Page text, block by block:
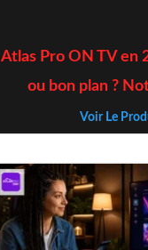
Atlas Pro ON TV en
ou bon plan ?
Voir Le